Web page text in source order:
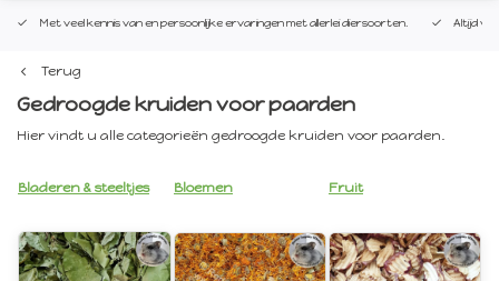
Met veel kennis van en persoonlijke ervaringen met allerlei diersoorten. Altijd
Terug
Gedroogde kruiden voor paarden
Hier vindt u alle categorieën gedroogde kruiden voor paarden.
Bladeren & steeltjes Bloemen Fruit